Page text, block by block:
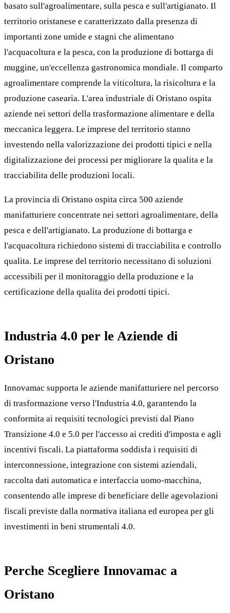
basato sull'agroalimentare, sulla pesca e sull'artigianato. Il
territorio oristanese e caratterizzato dalla presenza di
importanti zone umide e stagni che alimentano
l'acquacoltura e la pesca, con la produzione di bottarga di
muggine, un'eccellenza gastronomica mondiale. Il comparto
agroalimentare comprende la viticoltura, la risicoltura e la
produzione casearia. L'area industriale di Oristano ospita
aziende nei settori della trasformazione alimentare e della
meccanica leggera. Le imprese del territorio stanno
investendo nella valorizzazione dei prodotti tipici e nella
digitalizzazione dei processi per migliorare la qualita e la
tracciabilita delle produzioni locali.
La provincia di Oristano ospita circa 500 aziende
manifatturiere concentrate nei settori agroalimentare, della
pesca e dell'artigianato. La produzione di bottarga e
l'acquacoltura richiedono sistemi di tracciabilita e controllo
qualita. Le imprese del territorio necessitano di soluzioni
accessibili per il monitoraggio della produzione e la
certificazione della qualita dei prodotti tipici.
Industria 4.0 per le Aziende di
Oristano
Innovamac supporta le aziende manifatturiere nel percorso
di trasformazione verso l'Industria 4.0, garantendo la
conformita ai requisiti tecnologici previsti dal Piano
Transizione 4.0 e 5.0 per l'accesso ai crediti d'imposta e agli
incentivi fiscali. La piattaforma soddisfa i requisiti di
interconnessione, integrazione con sistemi aziendali,
raccolta dati automatica e interfaccia uomo-macchina,
consentendo alle imprese di beneficiare delle agevolazioni
fiscali previste dalla normativa italiana ed europea per gli
investimenti in beni strumentali 4.0.
Perche Scegliere Innovamac a
Oristano